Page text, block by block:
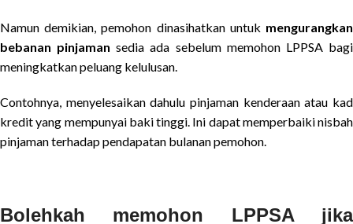
Namun demikian, pemohon dinasihatkan untuk mengurangkan
bebanan pinjaman sedia ada sebelum memohon LPPSA bagi
meningkatkan peluang kelulusan.
Contohnya, menyelesaikan dahulu pinjaman kenderaan atau kad
kredit yang mempunyai baki tinggi. Ini dapat memperbaiki nisbah
pinjaman terhadap pendapatan bulanan pemohon.
Bolehkah memohon LPPSA jika